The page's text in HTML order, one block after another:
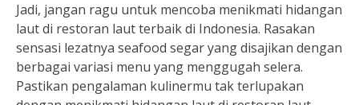
Jadi, jangan ragu untuk mencoba menikmati hidangan
laut di restoran laut terbaik di Indonesia. Rasakan
sensasi lezatnya seafood segar yang disajikan dengan
berbagai variasi menu yang menggugah selera.
Pastikan pengalaman kulinermu tak terlupakan